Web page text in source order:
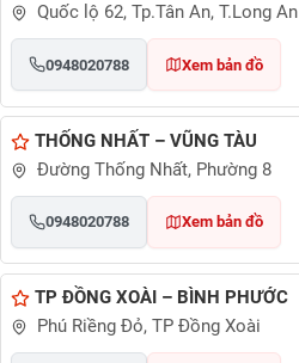
Quốc lộ 62, Tp.Tân An, T.Long An
0948020788 Xem bản đồ
THỐNG NHẤT – VŨNG TÀU
Đường Thống Nhất, Phường 8
0948020788 Xem bản đồ
TP ĐỒNG XOÀI – BÌNH PHƯỚC
Phú Riềng Đỏ, TP Đồng Xoài